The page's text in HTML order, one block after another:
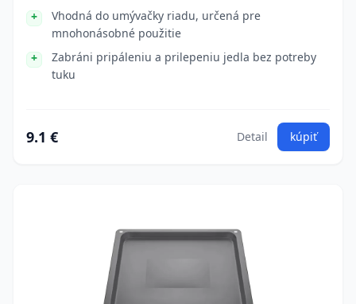
Vhodná do umývačky riadu, určená pre
mnohonásobné použitie
Zabráni pripáleniu a prilepeniu jedla bez potreby
tuku
9.1 € Detail kúpiť